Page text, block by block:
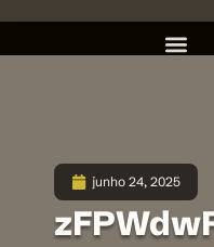
junho 24, 2025